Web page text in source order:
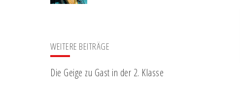
WEITERE BEITRÄGE
Die Geige zu Gast in der 2. Klasse